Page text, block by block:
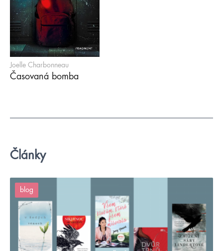
Joelle Charbonneau
Časovaná bomba
Články
blog